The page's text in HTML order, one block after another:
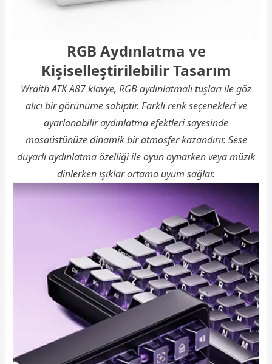
RGB Aydınlatma ve
Kişiselleştirilebilir Tasarım
Wraith ATK A87 klavye, RGB aydınlatmalı tuşları ile göz
alıcı bir görünüme sahiptir. Farklı renk seçenekleri ve
ayarlanabilir aydınlatma efektleri sayesinde
masaüstünüze dinamik bir atmosfer kazandırır. Sese
duyarlı aydınlatma özelliği ile oyun oynarken veya müzik
dinlerken ışıklar ortama uyum sağlar.